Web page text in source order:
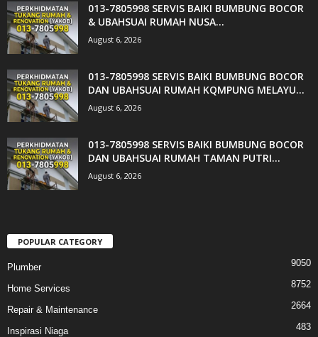
013-7805998 SERVIS BAIKI BUMBUNG BOCOR
& UBAHSUAI RUMAH NUSA...
August 6, 2026
013-7805998 SERVIS BAIKI BUMBUNG BOCOR
DAN UBAHSUAI RUMAH KQMPUNG MELAYU...
August 6, 2026
013-7805998 SERVIS BAIKI BUMBUNG BOCOR
DAN UBAHSUAI RUMAH TAMAN PUTRI...
August 6, 2026
POPULAR CATEGORY
Plumber 9050
Home Services 8752
Repair & Maintenance 2664
Inspirasi Niaga 483